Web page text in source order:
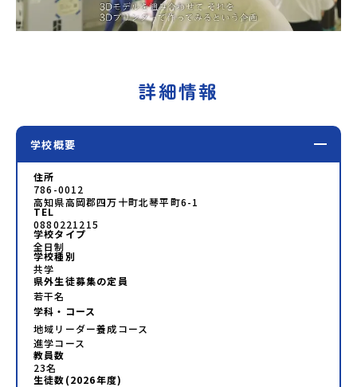
詳細情報
学校概要
住所
786-0012
高知県高岡郡四万十町北琴平町6-1
TEL
0880221215
学校タイプ
全日制
学校種別
共学
県外生徒募集の定員
若干名
学科・コース
地域リーダー養成コース
進学コース
教員数
23名
生徒数(2026年度)